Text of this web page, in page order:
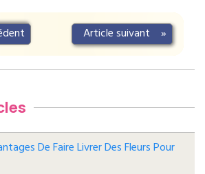
Article suivant »
De Faire Livrer Des Fleurs Pour